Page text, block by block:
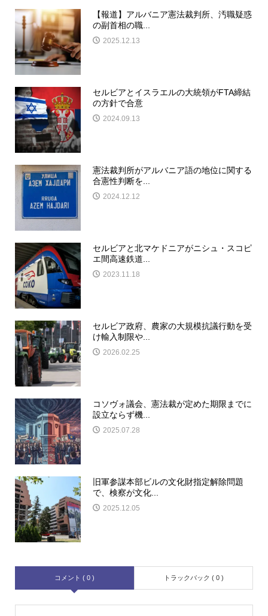
【報道】アルバニア憲法裁判所、汚職疑惑
の副首相の職...
2025.12.13
セルビアとイスラエルの大統領がFTA締結
の方針で合意
2024.09.13
憲法裁判所がアルバニア語の地位に関する
合憲性判断を...
2024.12.12
セルビアと北マケドニアがニシュ・スコピ
エ間高速鉄道...
2023.11.18
セルビア政府、農家の大規模抗議行動を受
け輸入制限や...
2026.02.25
コソヴォ議会、憲法裁が定めた期限までに
設立ならず機...
2025.07.28
旧軍参謀本部ビルの文化財指定解除問題
で、検察が文化...
2025.12.05
コメント ( 0 ) トラックバック ( 0 )